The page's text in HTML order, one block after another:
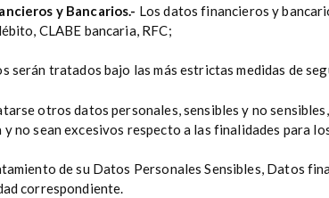
y Bancarios.- Los datos financieros y
CLABE bancaria, RFC;
serán tratados bajo las más estrictas medidas de
otros datos personales, sensibles y no
no sean excesivos respecto a las finalidades para
de su Datos Personales Sensibles, Datos
correspondiente.